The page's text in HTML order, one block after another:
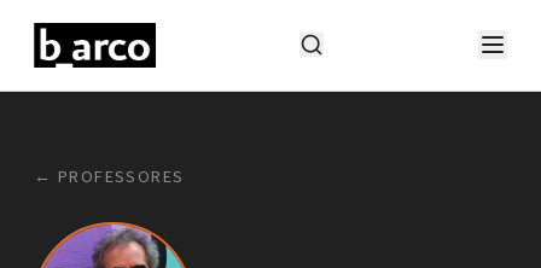
← PROFESSORES